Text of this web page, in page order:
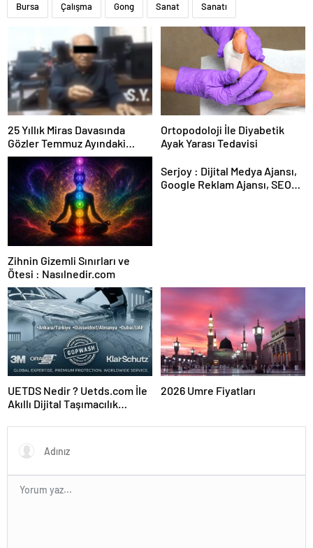
Bursa Çalışma Gong Sanat Sanatı
25 Yıllık Miras Davasında
Gözler Temmuz Ayındaki
Karar Duruşmasına Çevrildi
Ortopodoloji İle Diyabetik
Ayak Yarası Tedavisi
Zihnin Gizemli Sınırları ve
Ötesi : Nasılnedir.com
Serjoy : Dijital Medya Ajansı,
Google Reklam Ajansı, SEO
UETDS Nedir ? Uetds.com İle
Akıllı Dijital Taşımacılık
2026 Umre Fiyatları